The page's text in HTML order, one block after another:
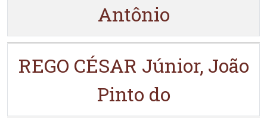
Antônio
REGO CÉSAR Júnior, João
Pinto do